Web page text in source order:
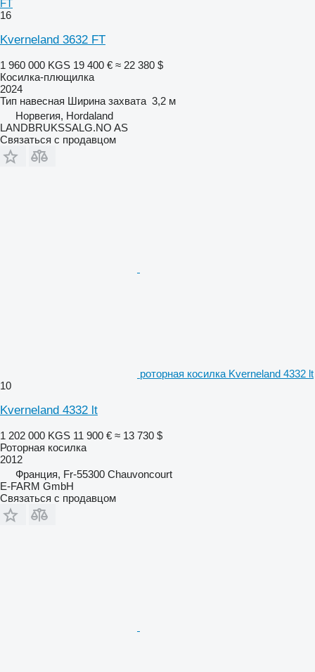
FT
16
Kverneland 3632 FT
1 960 000 KGS 19 400 € ≈ 22 380 $
Косилка-плющилка
2024
Тип навесная Ширина захвата 3,2 м
Норвегия, Hordaland
LANDBRUKSSALG.NO AS
Связаться с продавцом
роторная косилка Kverneland 4332 lt
10
Kverneland 4332 lt
1 202 000 KGS 11 900 € ≈ 13 730 $
Роторная косилка
2012
Франция, Fr-55300 Chauvoncourt
E-FARM GmbH
Связаться с продавцом